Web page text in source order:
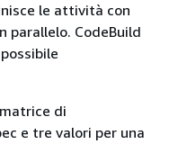
le attività con
parallelo. CodeBuild
di
e tre valori per una